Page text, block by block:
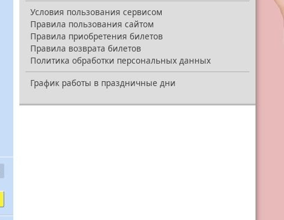
Условия пользования сервисом
Правила пользования сайтом
Правила приобретения билетов
Правила возврата билетов
Политика обработки персональных данных
График работы в праздничные дни